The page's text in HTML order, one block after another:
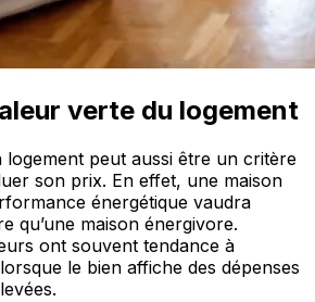
verte du logement
logement peut aussi être un critère
son prix. En effet, une maison
énergétique vaudra
qu’une maison énergivore.
ont souvent tendance à
le bien affiche des dépenses